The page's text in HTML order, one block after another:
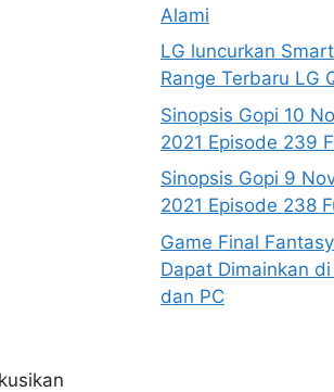
Alami
LG luncurkan
Range Terbaru LG
Sinopsis Gopi 10
2021 Episode 239
Sinopsis Gopi 9
2021 Episode 238
Game Final
Dapat Dimainkan di
dan PC